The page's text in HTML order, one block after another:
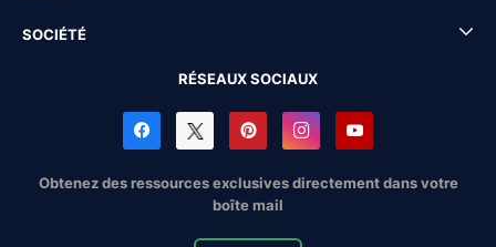
SOCIÉTÉ
RÉSEAUX SOCIAUX
Obtenez des ressources exclusives directement dans votre
boîte mail